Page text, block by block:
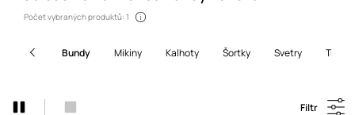
Počet vybraných produktů: 1
bundy mikiny kalhoty šortky svetry
Filtr